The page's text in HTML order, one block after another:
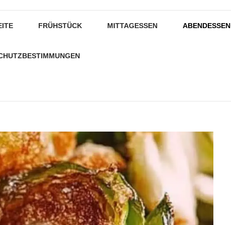
FRÜHSTÜCK MITTAGESSEN ABENDESSEN